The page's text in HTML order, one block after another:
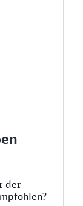
der